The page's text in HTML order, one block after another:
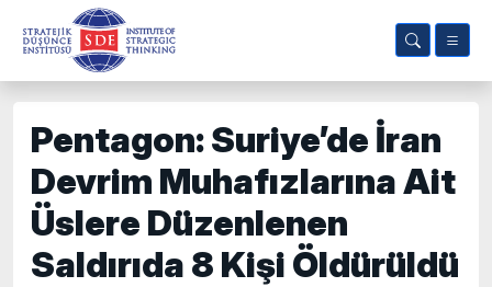
Pentagon: Suriye’de İran
Devrim Muhafızlarına Ait
Üslere Düzenlenen
Saldırıda 8 Kişi Öldürüldü